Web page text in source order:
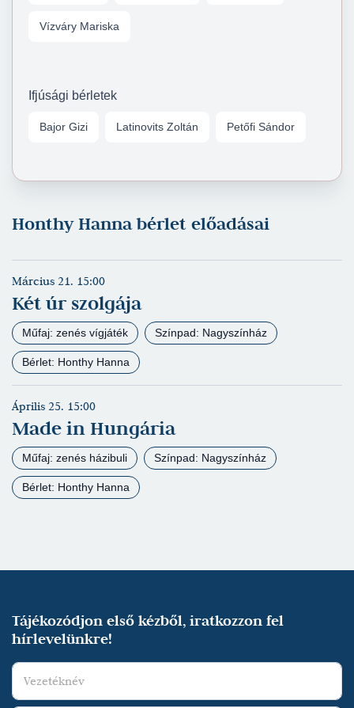
Vízváry Mariska
Ifjúsági bérletek
Bajor Gizi Latinovits Zoltán Petőfi Sándor
Honthy Hanna bérlet előadásai
Március 21. 15:00
Két úr szolgája
Műfaj: zenés vígjáték Színpad: Nagyszínház
Bérlet: Honthy Hanna
Április 25. 15:00
Made in Hungária
Műfaj: zenés házibuli Színpad: Nagyszínház
Bérlet: Honthy Hanna
Tájékozódjon első kézből, iratkozzon fel
hírlevelünkre!